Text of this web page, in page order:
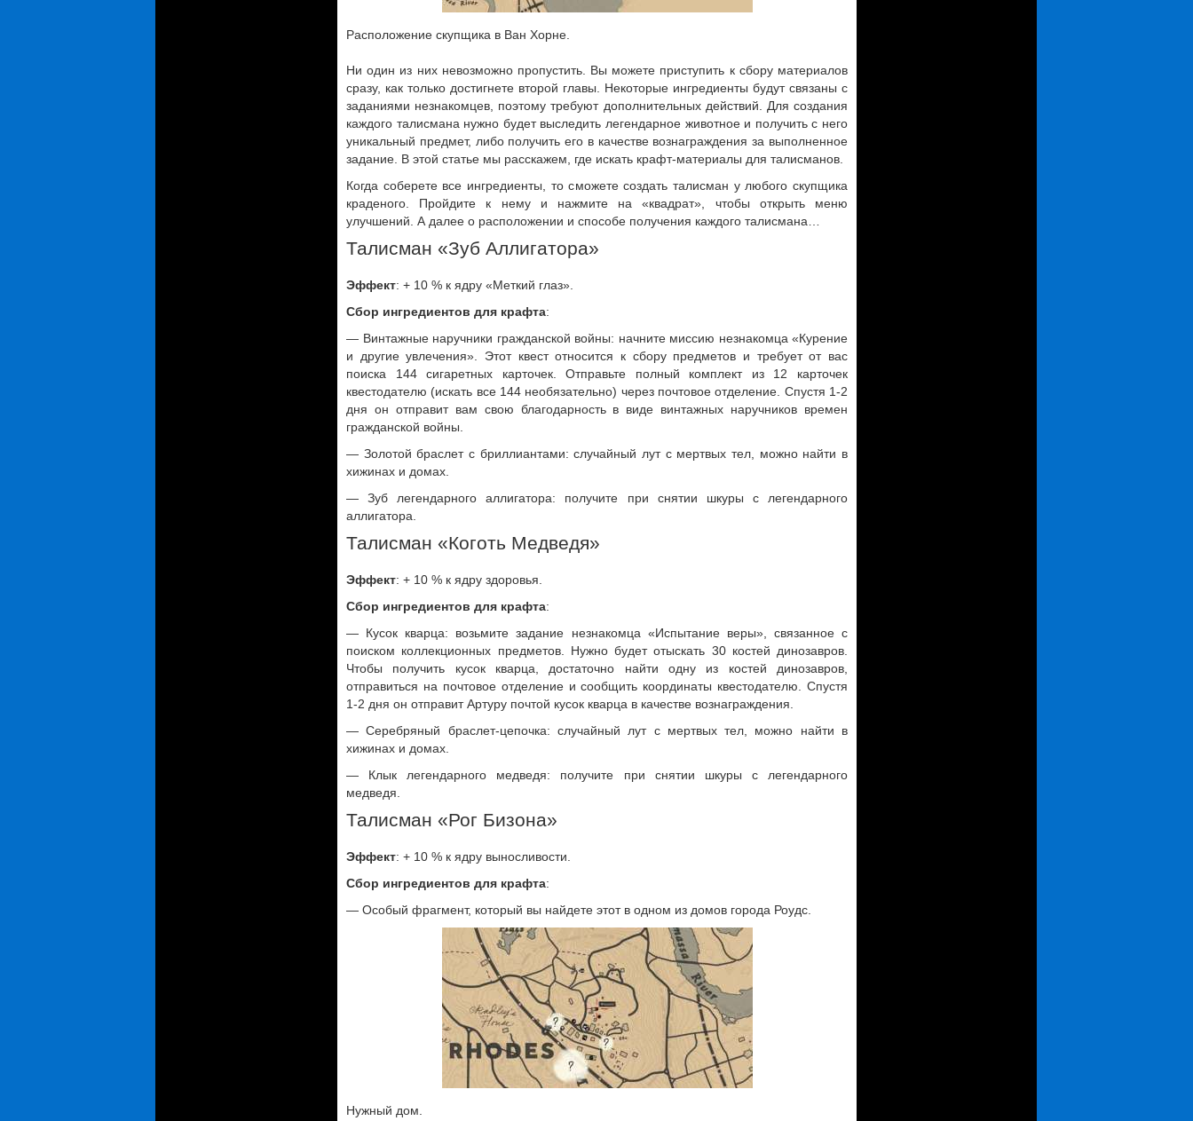
Расположение скупщика в Ван Хорне.
Ни один из них невозможно пропустить. Вы можете приступить к сбору материалов
сразу, как только достигнете второй главы. Некоторые ингредиенты будут связаны с
заданиями незнакомцев, поэтому требуют дополнительных действий. Для создания
каждого талисмана нужно будет выследить легендарное животное и получить с него
уникальный предмет, либо получить его в качестве вознаграждения за выполненное
задание. В этой статье мы расскажем, где искать крафт-материалы для талисманов.
Когда соберете все ингредиенты, то сможете создать талисман у любого скупщика
краденого. Пройдите к нему и нажмите на «квадрат», чтобы открыть меню
улучшений. А далее о расположении и способе получения каждого талисмана…
Талисман «Зуб Аллигатора»
Эффект: + 10 % к ядру «Меткий глаз».
Сбор ингредиентов для крафта:
— Винтажные наручники гражданской войны: начните миссию незнакомца «Курение
и другие увлечения». Этот квест относится к сбору предметов и требует от вас
поиска 144 сигаретных карточек. Отправьте полный комплект из 12 карточек
квестодателю (искать все 144 необязательно) через почтовое отделение. Спустя 1-2
дня он отправит вам свою благодарность в виде винтажных наручников времен
гражданской войны.
— Золотой браслет с бриллиантами: случайный лут с мертвых тел, можно найти в
хижинах и домах.
— Зуб легендарного аллигатора: получите при снятии шкуры с легендарного
аллигатора.
Талисман «Коготь Медведя»
Эффект: + 10 % к ядру здоровья.
Сбор ингредиентов для крафта:
— Кусок кварца: возьмите задание незнакомца «Испытание веры», связанное с
поиском коллекционных предметов. Нужно будет отыскать 30 костей динозавров.
Чтобы получить кусок кварца, достаточно найти одну из костей динозавров,
отправиться на почтовое отделение и сообщить координаты квестодателю. Спустя
1-2 дня он отправит Артуру почтой кусок кварца в качестве вознаграждения.
— Серебряный браслет-цепочка: случайный лут с мертвых тел, можно найти в
хижинах и домах.
— Клык легендарного медведя: получите при снятии шкуры с легендарного
медведя.
Талисман «Рог Бизона»
Эффект: + 10 % к ядру выносливости.
Сбор ингредиентов для крафта:
— Особый фрагмент, который вы найдете этот в одном из домов города Роудс.
Нужный дом.